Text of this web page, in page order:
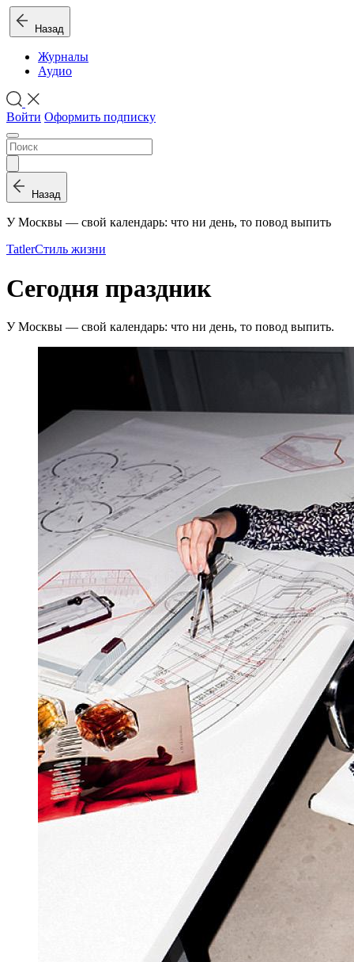
Назад
Журналы
Аудио
Войти Оформить подписку
Назад
У Москвы — свой календарь: что ни день, то повод выпить
TatlerСтиль жизни
Сегодня праздник
У Москвы — свой календарь: что ни день, то повод выпить.